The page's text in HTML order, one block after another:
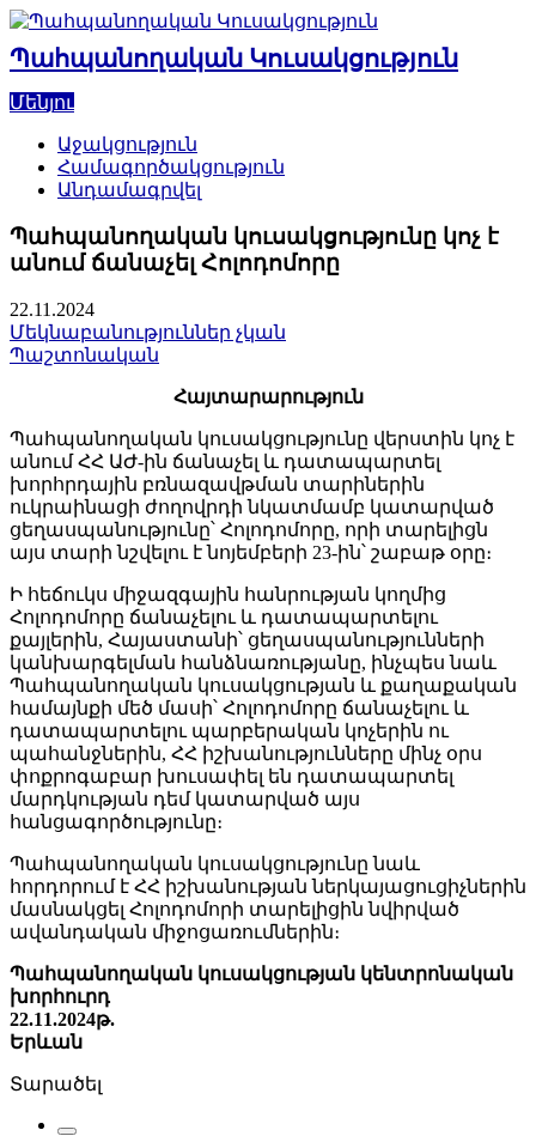
Skip
content
Պահպանողական Կուսակցություն
Մենյու
Աջակցություն
Համագործակցություն
Անդամագրվել
Պահպանողական կուսակցությունը կոչ է
անում ճանաչել Հոլոդոմորը
22.11.2024
Մեկնաբանություններ չկան
Պաշտոնական
Հայտարարություն
Պահպանողական կուսակցությունը վերստին կոչ է
անում ՀՀ ԱԺ-ին ճանաչել և դատապարտել
խորհրդային բռնազավթման տարիներին
ուկրաինացի ժողովրդի նկատմամբ կատարված
ցեղասպանությունը՝ Հոլոդոմորը, որի տարելիցն
այս տարի նշվելու է նոյեմբերի 23-ին՝ շաբաթ օրը։
Ի հեճուկս միջազգային հանրության կողմից
Հոլոդոմորը ճանաչելու և դատապարտելու
քայլերին, Հայաստանի՝ ցեղասպանությունների
կանխարգելման հանձնառությանը, ինչպես նաև
Պահպանողական կուսակցության և քաղաքական
համայնքի մեծ մասի՝ Հոլոդոմորը ճանաչելու և
դատապարտելու պարբերական կոչերին ու
պահանջներին, ՀՀ իշխանությունները մինչ օրս
փոքրոգաբար խուսափել են դատապարտել
մարդկության դեմ կատարված այս
հանցագործությունը։
Պահպանողական կուսակցությունը նաև
հորդորում է ՀՀ իշխանության ներկայացուցիչներին
մասնակցել Հոլոդոմորի տարելիցին նվիրված
ավանդական միջոցառումներին։
Պահպանողական կուսակցության կենտրոնական
խորհուրդ
22.11.2024թ.
Երևան
Տարածել